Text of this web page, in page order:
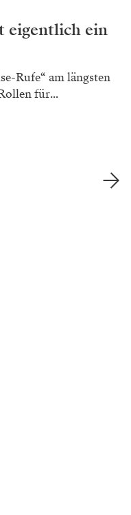
eigentlich ein
Rufe“ am längsten
für...